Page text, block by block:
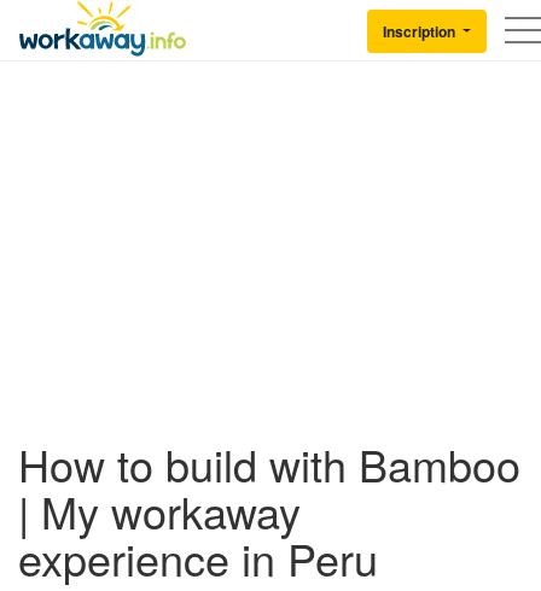
CONTENT
MAIN NAVIGATION
Inscription
Back to Workaway
How to build with Bamboo
| My workaway
experience in Peru